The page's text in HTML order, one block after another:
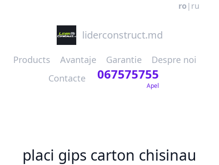
ro | ru
liderconstruct.md
Products Avantaje Garantie
Despre noi
Contacte
067575755
Apel
placi gips carton chisinau